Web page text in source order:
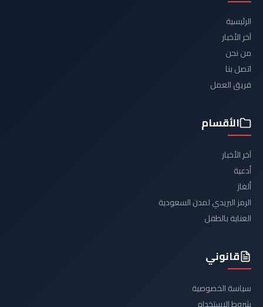
الرئيسية
آخر الأخبار
من نحن
اتصل بنا
فريق العمل
الأقسام
آخر الأخبار
أدعية
ألغاز
الرمز البريدي لمدن السعودية
العناية بالطفل
قانوني
سياسة الخصوصية